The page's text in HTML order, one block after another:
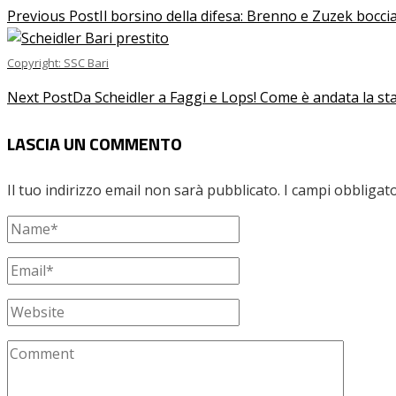
Previous PostIl borsino della difesa: Brenno e Zuzek
Copyright: SSC Bari
Next PostDa Scheidler a Faggi e Lops! Come è andata la
LASCIA UN COMMENTO
Il tuo indirizzo email non sarà pubblicato. I campi